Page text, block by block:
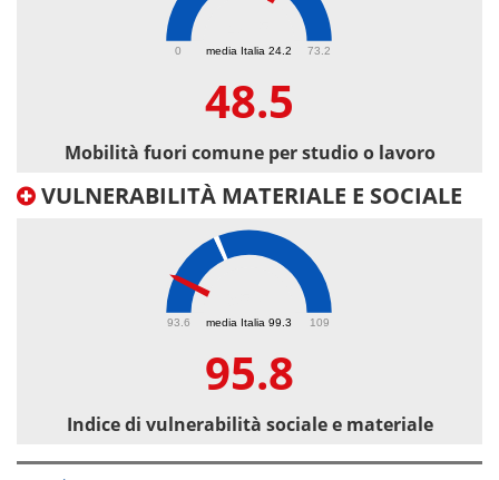
media Italia 24.2
0 73.2
48.5
Mobilità fuori comune per studio o lavoro
VULNERABILITÀ MATERIALE E SOCIALE
media Italia 99.3
93.6 109
95.8
Indice di vulnerabilità sociale e materiale